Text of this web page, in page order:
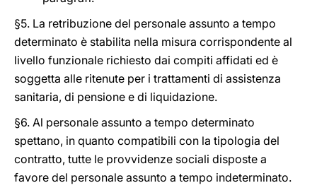
§5. La retribuzione del personale assunto a tempo
determinato è stabilita nella misura corrispondente al
livello funzionale richiesto dai compiti affidati ed è
soggetta alle ritenute per i trattamenti di assistenza
sanitaria, di pensione e di liquidazione.
§6. Al personale assunto a tempo determinato
spettano, in quanto compatibili con la tipologia del
contratto, tutte le provvidenze sociali disposte a
favore del personale assunto a tempo indeterminato.